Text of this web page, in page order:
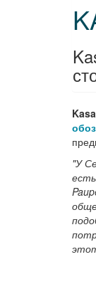
"У